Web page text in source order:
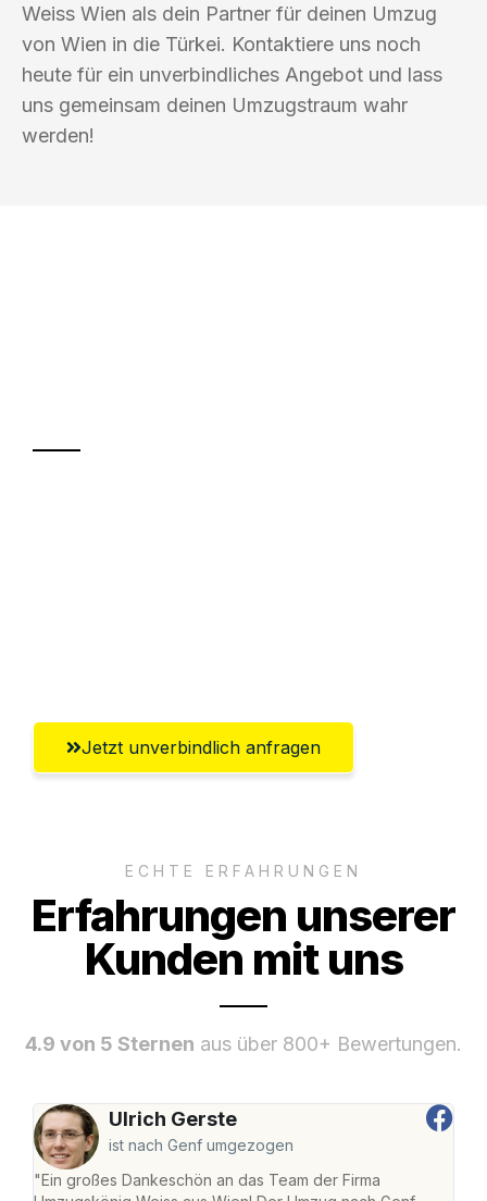
Weiss Wien als dein Partner für deinen Umzug
von Wien in die Türkei. Kontaktiere uns noch
heute für ein unverbindliches Angebot und lass
uns gemeinsam deinen Umzugstraum wahr
werden!
Jetzt unverbindlich anfragen
ECHTE ERFAHRUNGEN
Erfahrungen unserer
Kunden mit uns
4.9 von 5 Sternen aus über 800+ Bewertungen.
Ulrich Gerste
ist nach Genf umgezogen
"Ein großes Dankeschön an das Team der Firma